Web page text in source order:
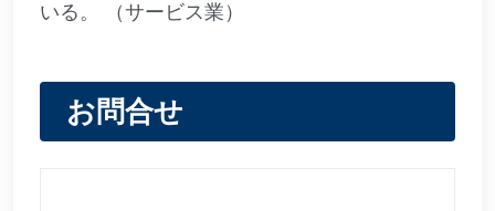
いる。 （サービス業）
お問合せ